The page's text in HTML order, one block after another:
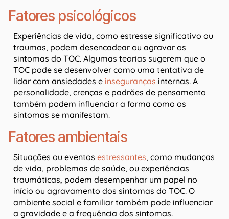
Fatores psicológicos
Experiências de vida, como estresse significativo ou
traumas, podem desencadear ou agravar os
sintomas do TOC. Algumas teorias sugerem que o
TOC pode se desenvolver como uma tentativa de
lidar com ansiedades e inseguranças internas. A
personalidade, crenças e padrões de pensamento
também podem influenciar a forma como os
sintomas se manifestam.
Fatores ambientais
Situações ou eventos estressantes, como mudanças
de vida, problemas de saúde, ou experiências
traumáticas, podem desempenhar um papel no
início ou agravamento dos sintomas do TOC. O
ambiente social e familiar também pode influenciar
a gravidade e a frequência dos sintomas.